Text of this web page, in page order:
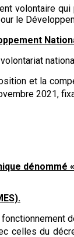
volontaire
le
et la
2021,
dénommé
celles du